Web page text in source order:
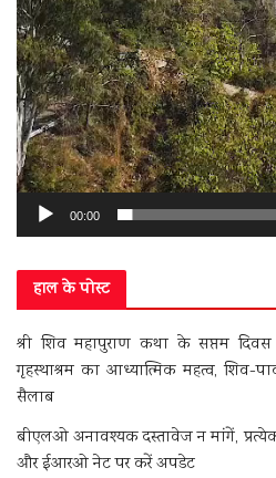
00:00
हाल के पोस्ट
श्री शिव महापुराण कथा के सप्तम
गृहस्थाश्रम का आध्यात्मिक महत्व, शिव-
सैलाब
बीएलओ अनावश्यक दस्तावेज न मांगें,
और ईआरओ नेट पर करें अपडेट